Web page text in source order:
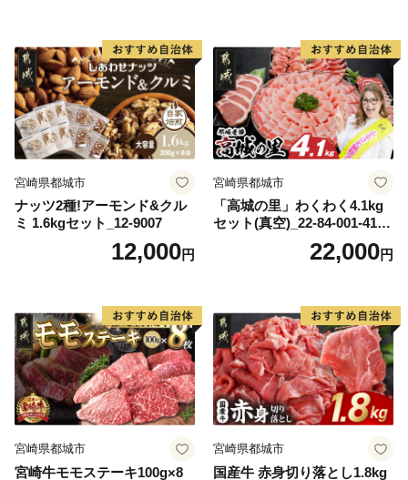
宮崎県都城市
ナッツ2種!アーモンド&クル
ミ 1.6kgセット_12-9007
12,000円
宮崎県都城市
「高城の里」わくわく4.1kg
セット(真空)_22-84-001-4100
22,000円
宮崎県都城市
宮崎牛モモステーキ100g×8
宮崎県都城市
国産牛 赤身切り落とし1.8kg